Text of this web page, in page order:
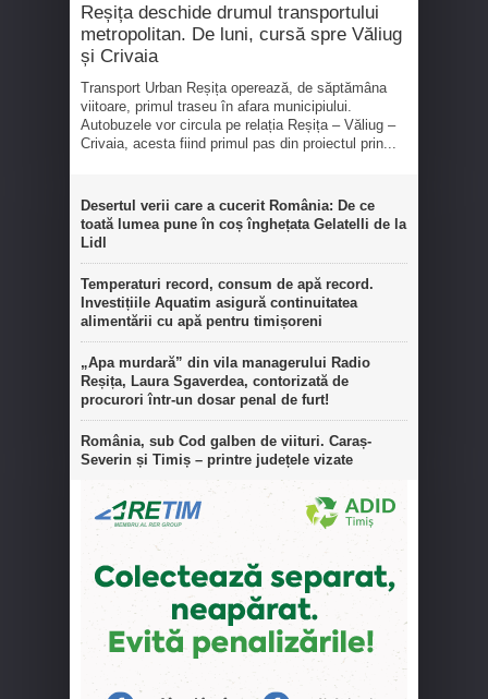
Reșița deschide drumul transportului
metropolitan. De luni, cursă spre Văliug
și Crivaia
Transport Urban Reșița operează, de săptămâna
viitoare, primul traseu în afara municipiului.
Autobuzele vor circula pe relația Reșița – Văliug –
Crivaia, acesta fiind primul pas din proiectul prin...
Desertul verii care a cucerit România: De ce
toată lumea pune în coș înghețata Gelatelli de la
Lidl
Temperaturi record, consum de apă record.
Investițiile Aquatim asigură continuitatea
alimentării cu apă pentru timișoreni
„Apa murdară” din vila managerului Radio
Reșița, Laura Sgaverdea, contorizată de
procurori într-un dosar penal de furt!
România, sub Cod galben de viituri. Caraș-
Severin și Timiș – printre județele vizate